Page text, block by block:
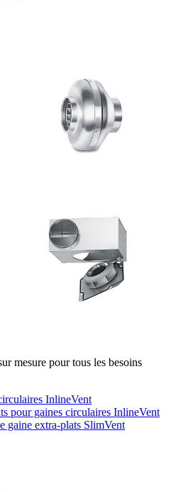
mesure pour tous les besoins
InlineVent
pour gaines circulaires InlineVent
gaine extra-plats SlimVent